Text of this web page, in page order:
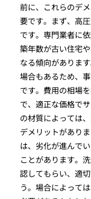
前に、これらのデ
要です。まず、高
です。専門業者に
築年数が古い住宅
なる傾向がありま
場合もあるため、
です。費用の相場
で、適正な価格で
の材質によっては
デメリットがあり
は、劣化が進んで
ことがあります。
認してもらい、適
う。場合によって